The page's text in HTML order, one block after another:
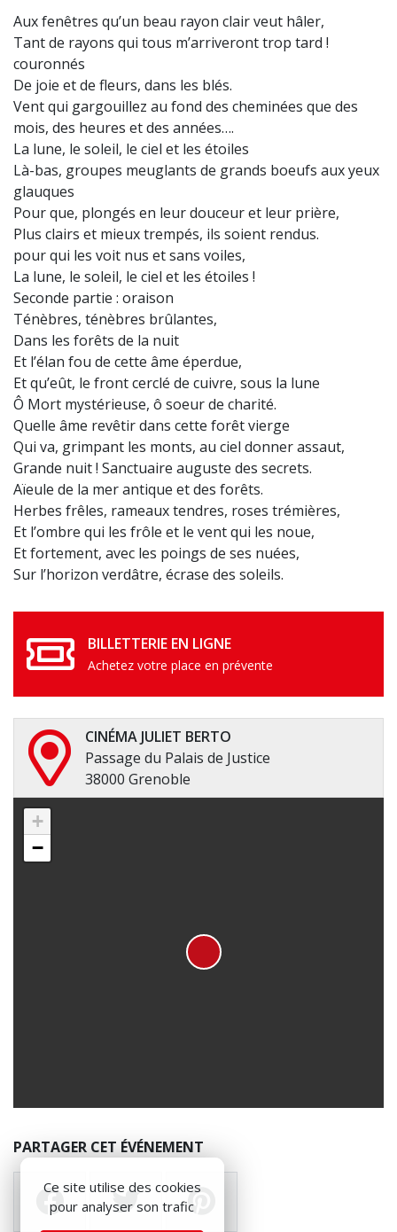
Aux fenêtres qu’un beau rayon clair veut hâler,
Tant de rayons qui tous m’arriveront trop tard !
couronnés
De joie et de fleurs, dans les blés.
Vent qui gargouillez au fond des cheminées que des
mois, des heures et des années….
La lune, le soleil, le ciel et les étoiles
Là-bas, groupes meuglants de grands boeufs aux yeux
glauques
Pour que, plongés en leur douceur et leur prière,
Plus clairs et mieux trempés, ils soient rendus.
pour qui les voit nus et sans voiles,
La lune, le soleil, le ciel et les étoiles !
Seconde partie : oraison
Ténèbres, ténèbres brûlantes,
Dans les forêts de la nuit
Et l’élan fou de cette âme éperdue,
Et qu’eût, le front cerclé de cuivre, sous la lune
Ô Mort mystérieuse, ô soeur de charité.
Quelle âme revêtir dans cette forêt vierge
Qui va, grimpant les monts, au ciel donner assaut,
Grande nuit ! Sanctuaire auguste des secrets.
Aïeule de la mer antique et des forêts.
Herbes frêles, rameaux tendres, roses trémières,
Et l’ombre qui les frôle et le vent qui les noue,
Et fortement, avec les poings de ses nuées,
Sur l’horizon verdâtre, écrase des soleils.
BILLETTERIE EN LIGNE
Achetez votre place en prévente
CINÉMA JULIET BERTO
Passage du Palais de Justice
38000 Grenoble
+
−
PARTAGER CET ÉVÉNEMENT
Ce site utilise des cookies
pour analyser son trafic